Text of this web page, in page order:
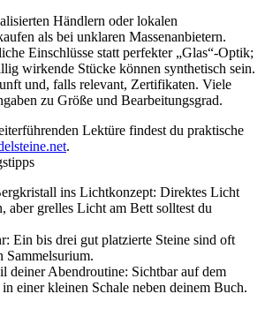
Händlern oder lokalen
als bei unklaren Massenanbietern.
Einschlüsse statt perfekter „Glas“-Optik;
wirkende Stücke können synthetisch sein.
und, falls relevant, Zertifikaten. Viele
zu Größe und Bearbeitungsgrad.
Lektüre findest du praktische
.
ins Lichtkonzept: Direktes Licht
aber grelles Licht am Bett solltest du
Ein bis drei gut platzierte Steine sind oft
Sammelsurium.
deiner Abendroutine: Sichtbar auf dem
einer kleinen Schale neben deinem Buch.